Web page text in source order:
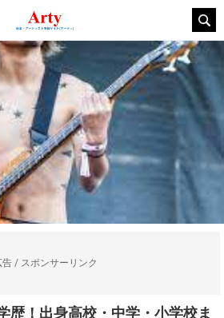
告 / スポンサーリンク
歴！出身高校・中学・小学校ま